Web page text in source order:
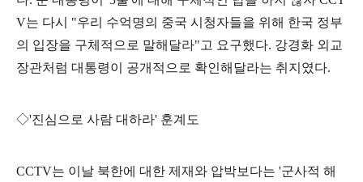
V는 다시 "우리 수억명의 중국 시청자들을 위해 한국 정부
의 입장을 구체적으로 말해달라"고 요구했다. 강경화 외교
장관처럼 대통령이 공개적으로 확인해달라는 취지였다.
◇'진심으로 사람 대하라' 훈계도
CCTV는 이날 북한에 대한 제재와 압박보다는 '군사적 해